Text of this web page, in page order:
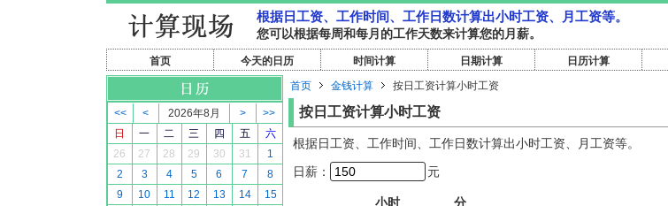
根据日工资、工作时间、工作日数计算出小时工资、月工资等。
您可以根据每周和每月的工作天数来计算您的月薪。
首页 今天的日历 时间计算 日期计算 日历计算
<< < 2026年8月 >
>>
日
一 二 三 四 五
六
26
27 28 29 30 31
1
2
3 4 5 6 7
8
9
10 11 12 13 14
15
首页 金钱计算 按日工资计算小时工资
按日工资计算小时工资
根据日工资、工作时间、工作日数计算出小时工资、月工资等。
日薪：
元
小时
分